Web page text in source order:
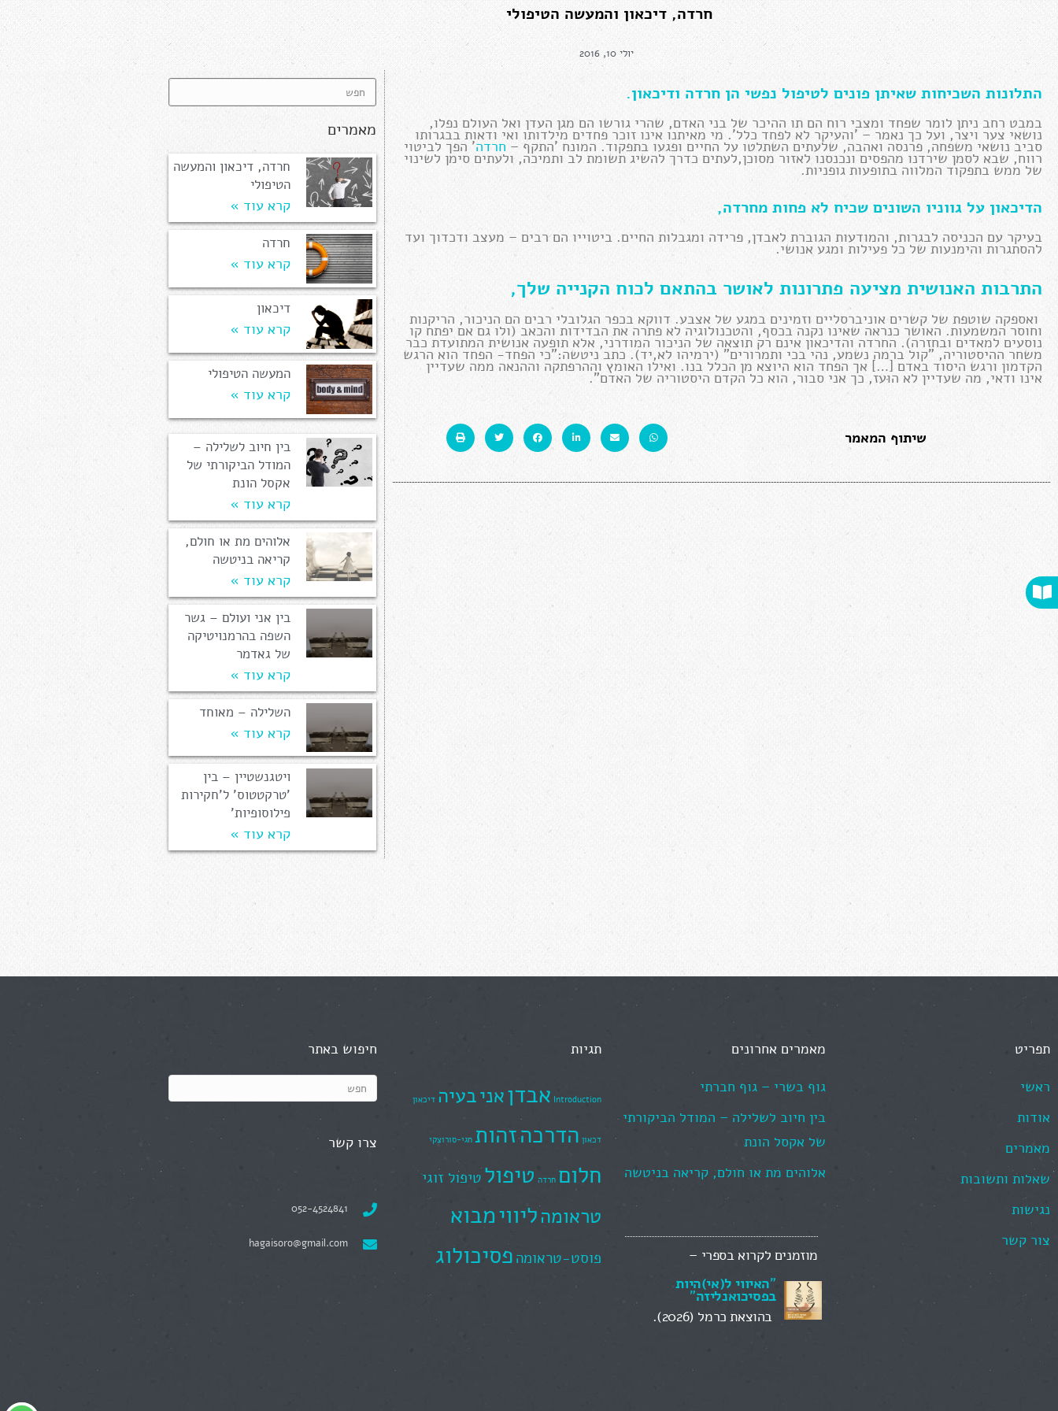
חרדה, דיכאון והמעשה הטיפולי
יולי 10, 2016
התלונות השכיחות שאיתן פונים לטיפול נפשי הן חרדה ודיכאון.
במבט רחב ניתן לומר שפחד ומצבי רוח הם תו ההיכר של בני האדם, שהרי גורשו הם מגן העדן ואל העולם נפלו,
נושאי צער ויצר, ועל כך נאמר – 'והעיקר לא לפחד כלל'. מי מאיתנו אינו זוכר פחדים מילדותו ואי ודאות בבגרותו
סביב נושאי משפחה, פרנסה ואהבה, שלעתים השתלטו על החיים ופגעו בתפקוד. המונח 'התקף – חרדה' הפך לביטוי
רווח, שבא לסמן שירדנו מהפסים ונכנסנו לאזור מסוכן,לעתים כדרך להשיג תשומת לב ותמיכה, ולעתים סימן לשינוי
של ממש בתפקוד המלווה בתופעות גופניות.
הדיכאון על גווניו השונים שכיח לא פחות מחרדה,
בעיקר עם הכניסה לבגרות, והמודעות הגוברת לאבדן, פרידה ומגבלות החיים. ביטוייו הם רבים – מעצב ודכדוך ועד
להסתגרות והימנעות של כל פעילות ומגע אנושי.
התרבות האנושית מציעה פתרונות לאושר בהתאם לכוח הקנייה שלך,
ואספקה שוטפת של קשרים אוניברסליים וזמינים במגע של אצבע. דווקא בכפר הגלובלי רבים הם הניכור, הריקנות
וחוסר המשמעות. האושר כנראה שאינו נקנה בכסף, והטכנולוגיה לא פתרה את הבדידות והכאב (ולו גם אם יפתח קו
נוסעים למאדים ובחזרה). החרדה והדיכאון אינם רק תוצאה של הניכור המודרני, אלא תופעה אנושית המתועדת כבר
משחר ההיסטוריה, "קול ברמה נשמע, נהי בכי ותמרורים" (ירמיהו לא,יד). כתב ניטשה:"כי הפחד- הפחד הוא הרגש
הקדמון ורגש היסוד באדם […] אך הפחד הוא היוצא מן הכלל בנו. ואילו האומץ וההרפתקה וההנאה ממה שעדיין
אינו ודאי, מה שעדיין לא הוּעז, כך אני סבור, הוא כל הקדם היסטוריה של האדם".
שיתוף המאמר
מאמרים
חרדה, דיכאון והמעשה
הטיפולי
קרא עוד »
חרדה
קרא עוד »
דיכאון
קרא עוד »
המעשה הטיפולי
קרא עוד »
בין חיוב לשלילה –
המודל הביקורתי של
אקסל הונת
קרא עוד »
אלוהים מת או חולם,
קריאה בניטשה
קרא עוד »
בין אני ועולם – גשר
השפה בהרמנויטיקה
של גאדמר
קרא עוד »
השלילה – מאוחד
קרא עוד »
ויטגנשטיין – בין
'טרקטטוס' ל'חקירות
פילוסופיות'
קרא עוד »
תפריט
ראשי
אודות
מאמרים
שאלות ותשובות
נגישות
צור קשר
מאמרים אחרונים
גוף בשרי – גוף חברתי
בין חיוב לשלילה – המודל הביקורתי
של אקסל הונת
אלוהים מת או חולם, קריאה בניטשה
מוזמנים לקרוא בספרי –
"האיווי ל(אי)היות
בפסיכואנליזה"
בהוצאת כרמל (2026).
תגיות
Introduction אבדןאניבעיה דיכאון
דכאון הדרכהזהות חגי-סורוצקי
חלום חרדה טיפולטיפול זוגי
טראומהליווימבוא
פוסט-טראומהפסיכולוג
חיפוש באתר
צרו קשר
052-4524841
hagaisoro@gmail.com